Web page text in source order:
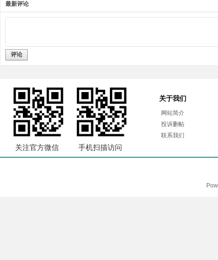
最新评论
评论
关注官方微信 手机扫描访问
关于我们
网站简介
投诉删帖
联系我们